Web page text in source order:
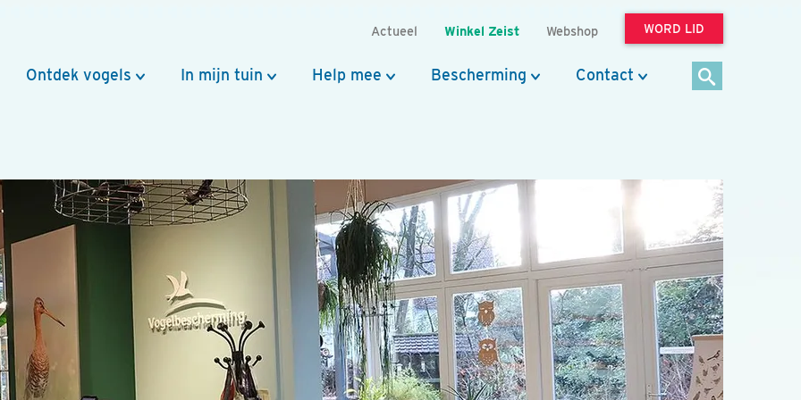
Actueel Winkel Zeist Webshop WORD LID
Ontdek vogels In mijn tuin Help mee Bescherming Contact